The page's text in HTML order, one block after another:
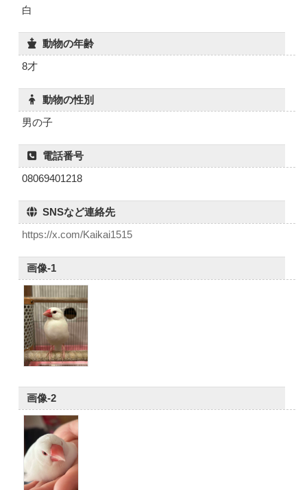
白
動物の年齢
8才
動物の性別
男の子
電話番号
08069401218
SNSなど連絡先
https://x.com/Kaikai1515
画像-1
画像-2